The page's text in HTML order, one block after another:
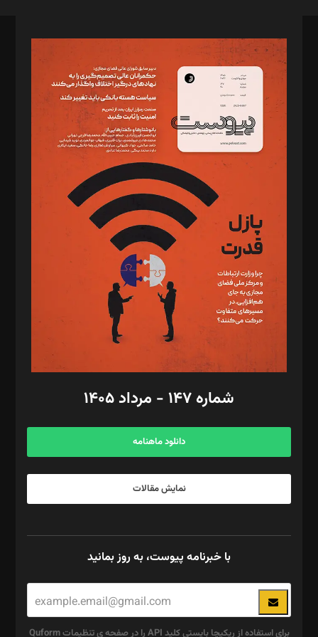
مدیر مسئول: محمدباقر اثنی‌عشری
سردبیر: مهرک محمودی
دبیر تحریریه: میثم قاسمی
د‌بیر ناداستان: سمانه سمیع
د‌بیر خدمت و تجارت: ابوالفضل رجبی
د‌بیر حقوق فناوری: حسام‌الدین ایپکچی
د‌بیر پیوست جهان: مینا پاکدل
د‌بیر تحریریه آنلاین: بابک نقاش
تحریریه‌: مجتبی محمود‌ی، آرش برهمند، یسنا امان‌پور، سروش کرمیان،
مصطفی مسجدی آرانی، ابوالفضل رجبی، زهرا فکرانه، فائزه فتحی
رستمی،مصطفی باستان
ویرایش: نگار استاد‌‌آقا
طراح یونیفرم: مجید توکلی
فیلمبرداری و عکاسی: امیر شفیعی، مانی لطفی زاده
گرافیک و صفحه‌آرایی: سید‌سبحان‌علی ثابت
مد‌یر توسعه تجاری: کامبیز برید‌
امور مالی: شاپور رهبری، محمد‌ کاظمی‌نیا
آگهی و مشترکین: ۰۹۱۹۹۹۹۰۴۵۴
شماره ۱۴۷ - مرداد ۱۴۰۵
دانلود ماهنامه
نمایش مقالات
با خبرنامه پیوست، به روز بمانید
برای استفاده از ریکپچا بایستی کلید API را در صفحه ی تنظیمات Quform